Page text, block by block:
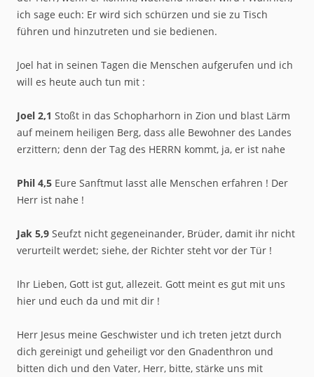
ich sage euch: Er wird sich schürzen und sie zu Tisch
führen und hinzutreten und sie bedienen.
Joel hat in seinen Tagen die Menschen aufgerufen und ich
will es heute auch tun mit :
Joel 2,1 Stoßt in das Schopharhorn in Zion und blast Lärm
auf meinem heiligen Berg, dass alle Bewohner des Landes
erzittern; denn der Tag des HERRN kommt, ja, er ist nahe
Phil 4,5 Eure Sanftmut lasst alle Menschen erfahren ! Der
Herr ist nahe !
Jak 5,9 Seufzt nicht gegeneinander, Brüder, damit ihr nicht
verurteilt werdet; siehe, der Richter steht vor der Tür !
Ihr Lieben, Gott ist gut, allezeit. Gott meint es gut mit uns
hier und euch da und mit dir !
Herr Jesus meine Geschwister und ich treten jetzt durch
dich gereinigt und geheiligt vor den Gnadenthron und
bitten dich und den Vater, Herr, bitte, stärke uns mit